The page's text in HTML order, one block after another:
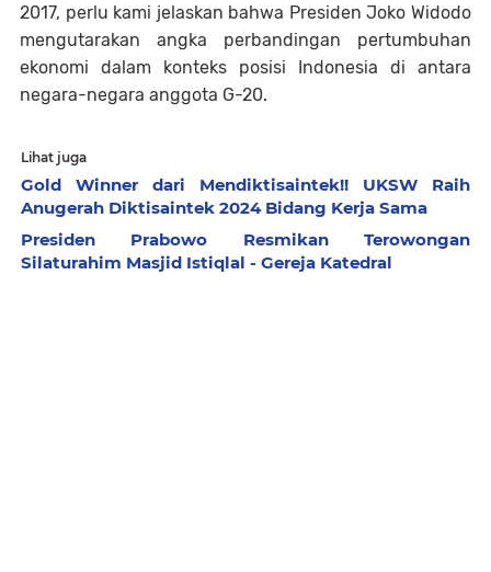
2017, perlu kami jelaskan bahwa Presiden Joko Widodo
mengutarakan angka perbandingan pertumbuhan
ekonomi dalam konteks posisi Indonesia di antara
negara-negara anggota G-20.
Lihat juga
Gold Winner dari Mendiktisaintek!! UKSW Raih
Anugerah Diktisaintek 2024 Bidang Kerja Sama
Presiden Prabowo Resmikan Terowongan
Silaturahim Masjid Istiqlal - Gereja Katedral